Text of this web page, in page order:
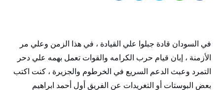
في السودان قادة جبلوا علي القيادة ، في هذا الزمن وعلي مر
الأزمنة ، إبان قيام حرب الكرامه والقوات تعمل بهمه علي دحر
التمرد وعبث الدعم السريع في الخرطوم والجزيرة ، كنت اكتب
بعض البوستات أو التغريدات عن الفريق أول أحمد ابراهيم